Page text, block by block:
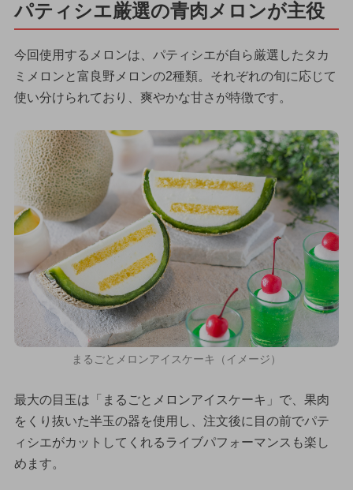
パティシエ厳選の青肉メロンが主役
今回使用するメロンは、パティシエが自ら厳選したタカ
ミメロンと富良野メロンの2種類。それぞれの旬に応じて
使い分けられており、爽やかな甘さが特徴です。
まるごとメロンアイスケーキ（イメージ）
最大の目玉は「まるごとメロンアイスケーキ」で、果肉
をくり抜いた半玉の器を使用し、注文後に目の前でパテ
ィシエがカットしてくれるライブパフォーマンスも楽し
めます。